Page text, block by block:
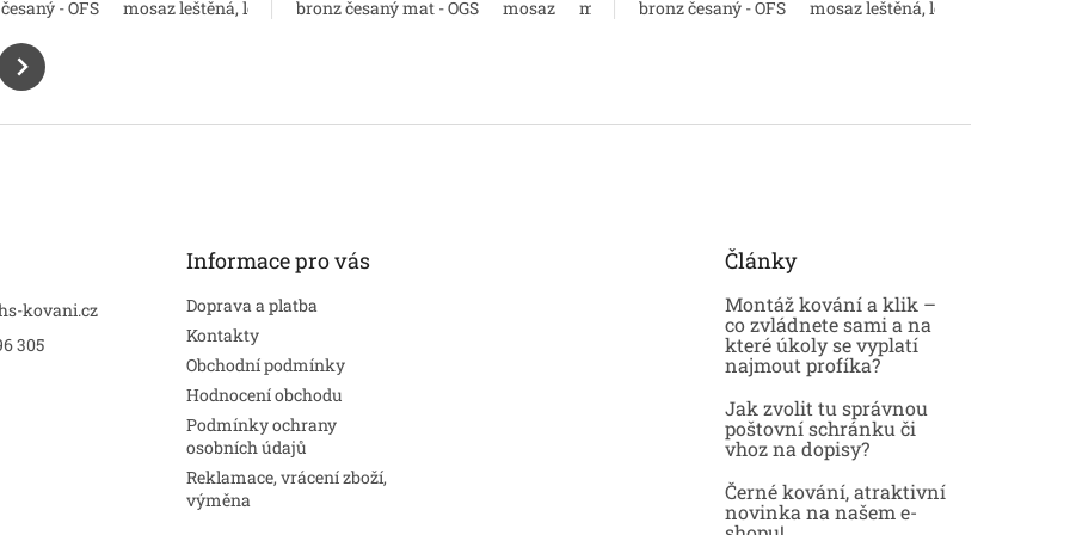
mosaz natural
bronz antik nikl perla chrom lesk mosaz natural
- OFS
mosaz leštěná, lesk - OLV matný nikl matný chrom chrom lesk mosaz natural
bronz česaný mat - OGS
mosaz matný chrom bronz antik nikl perla chrom lesk
bronz česaný - OFS
mosaz leštěná, lesk - OLV
kovani.cz
305
Informace pro vás
Doprava a platba
Kontakty
Obchodní podmínky
Hodnocení obchodu
Podmínky ochrany
osobních údajů
Reklamace, vrácení zboží,
výměna
Články
Montáž kování a klik –
co zvládnete sami a na
které úkoly se vyplatí
najmout profíka?
Jak zvolit tu správnou
poštovní schránku či
vhoz na dopisy?
Černé kování, atraktivní
novinka na našem e-